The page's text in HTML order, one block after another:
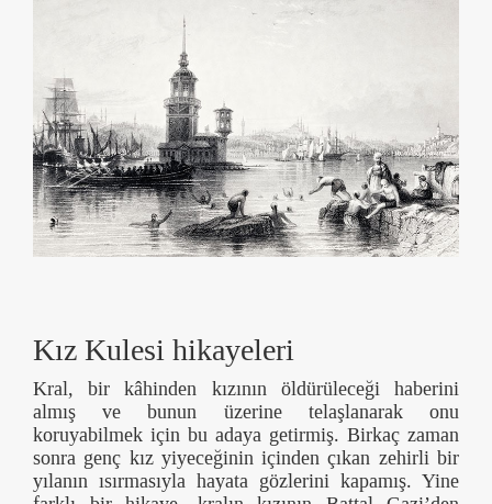
Kız Kulesi hikayeleri
Kral, bir kâhinden kızının öldürüleceği haberini
almış ve bunun üzerine telaşlanarak onu
koruyabilmek için bu adaya getirmiş. Birkaç zaman
sonra genç kız yiyeceğinin içinden çıkan zehirli bir
yılanın ısırmasıyla hayata gözlerini kapamış. Yine